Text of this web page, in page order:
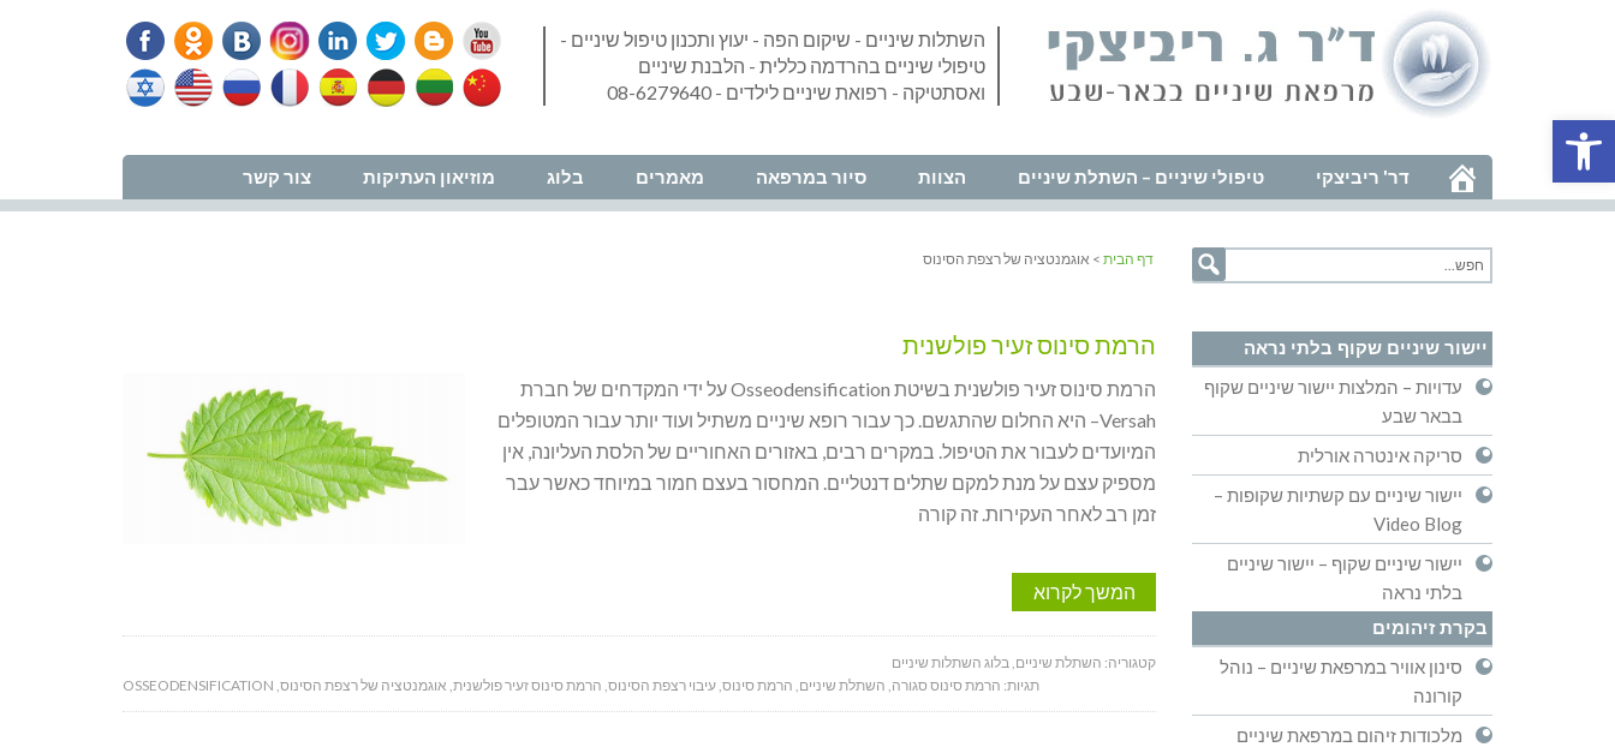
פתח סרגל נגישות
השתלות שיניים - שיקום הפה - יעוץ ותכנון טיפול שיניים -
טיפולי שיניים בהרדמה כללית - הלבנת שיניים
ואסתטיקה - רפואת שיניים לילדים - 08-6279640
דר' ריביצקי טיפולי שיניים – השתלת שיניים הצוות סיור במרפאה מאמרים בלוג מוזיאון העתיקות צור קשר
דף הבית > אוגמנטציה של רצפת הסינוס
הרמת סינוס זעיר פולשנית
הרמת סינוס זעיר פולשנית בשיטת Osseodensification על ידי המקדחים של חברת
Versah– היא החלום שהתגשם. כך עבור רופא שיניים משתיל ועוד יותר עבור המטופלים
המיועדים לעבור את הטיפול. במקרים רבים, באזורים האחוריים של הלסת העליונה, אין
מספיק עצם על מנת למקם שתלים דנטליים. המחסור בעצם חמור במיוחד כאשר עבר
זמן רב לאחר העקירות. זה קורה
המשך לקרוא
קטגוריה: השתלת שיניים,בלוג השתלות שיניים
תגיות: הרמת סינוס סגורה, השתלת שיניים, הרמת סינוס,עיבוי רצפת הסינוס, הרמת סינוס זעיר פולשנית, אוגמנטציה של רצפת הסינוס,
OSSEODENSIFICATION
יישור שיניים שקוף בלתי נראה
עדויות – המלצות יישור שיניים שקוף
בבאר שבע
סריקה אינטרה אורלית
יישור שיניים עם קשתיות שקופות –
Video Blog
יישור שיניים שקוף – יישור שיניים
בלתי נראה
בקרת זיהומים
סינון אוויר במרפאת שיניים – נוהל
קורונה
מלכודות זיהום במרפאת שיניים